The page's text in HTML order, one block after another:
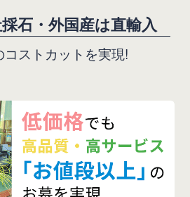
採石 ・ 外国産は直輸入
コ ス ト カ ッ ト を実現!